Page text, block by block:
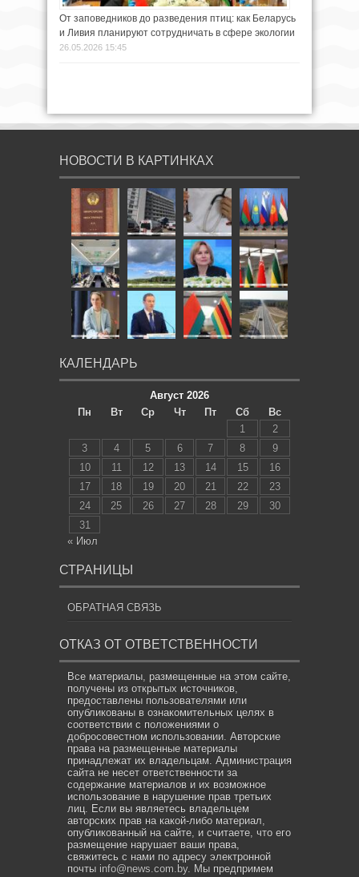
От заповедников до разведения птиц: как Беларусь
и Ливия планируют сотрудничать в сфере экологии
26.05.2026 15:45
НОВОСТИ В КАРТИНКАХ
КАЛЕНДАРЬ
Август 2026
Пн
Вт Ср Чт Пт Сб
Вс
1
2
3
4 5 6 7 8
9
10
11 12 13 14 15
16
17
18 19 20 21 22
23
24
25 26 27 28 29
30
31
« Июл
СТРАНИЦЫ
ОБРАТНАЯ СВЯЗЬ
ОТКАЗ ОТ ОТВЕТСТВЕННОСТИ
Все материалы, размещенные на этом сайте,
получены из открытых источников,
предоставлены пользователями или
опубликованы в ознакомительных целях в
соответствии с положениями о
добросовестном использовании. Авторские
права на размещенные материалы
принадлежат их владельцам. Администрация
сайта не несет ответственности за
содержание материалов и их возможное
использование в нарушение прав третьих
лиц. Если вы являетесь владельцем
авторских прав на какой-либо материал,
опубликованный на сайте, и считаете, что его
размещение нарушает ваши права,
свяжитесь с нами по адресу электронной
почты info@news.com.by. Мы предпримем